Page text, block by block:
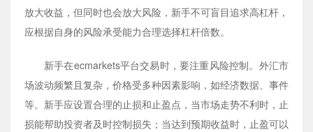
放大收益，但同时也会放大风险，新手不可盲目追求高杠杆，
应根据自身的风险承受能力合理选择杠杆倍数。
新手在ecmarkets平台交易时，要注重风险控制。外汇市
场波动频繁且复杂，价格受多种因素影响，如经济数据、事件
等。新手应设置合理的止损和止盈点，当市场走势不利时，止
损能帮助投资者及时控制损失；当达到预期收益时，止盈可以